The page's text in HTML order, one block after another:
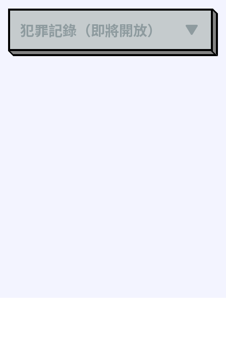
犯罪記錄（即將開放）